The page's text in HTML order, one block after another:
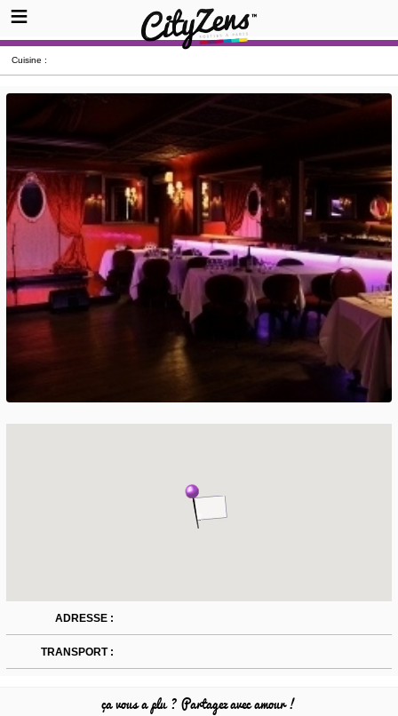
Cuisine :
ADRESSE :
TRANSPORT :
ça vous a plu ? Partagez avec amour !